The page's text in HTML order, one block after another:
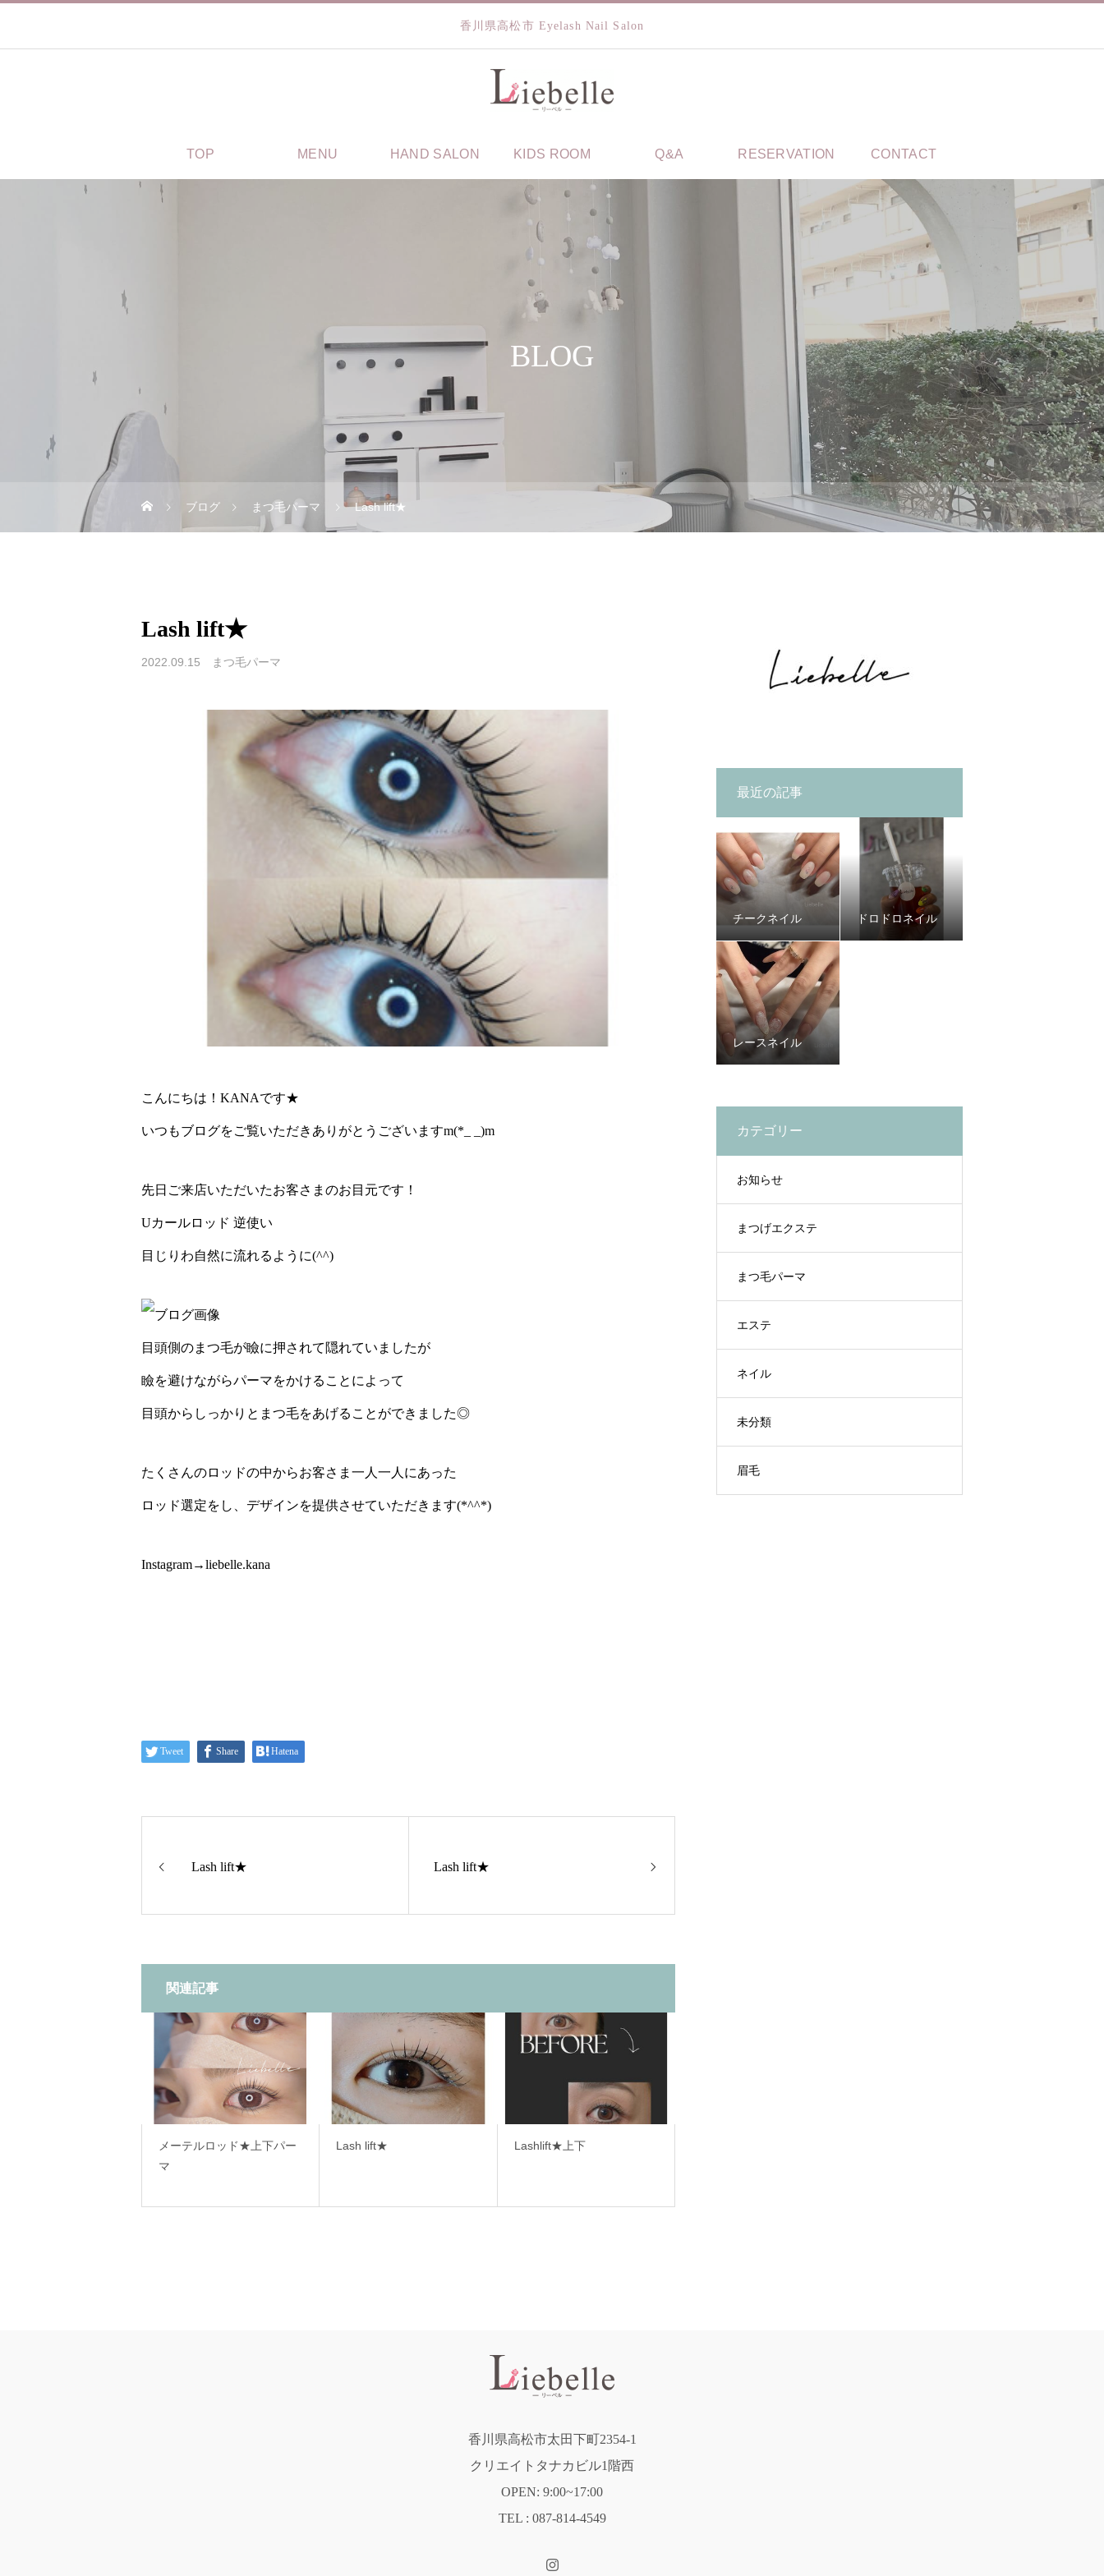
香川県高松市 Eyelash Nail Salon
TOP MENU HAND SALON KIDS ROOM Q&A RESERVATION CONTACT
BLOG
ブログ まつ毛パーマ Lash lift★
Lash lift★
2022.09.15 まつ毛パーマ
こんにちは！KANAです★
いつもブログをご覧いただきありがとうございますm(*_ _)m
先日ご来店いただいたお客さまのお目元です！
Uカールロッド 逆使い
目じりわ自然に流れるように(^^)
目頭側のまつ毛が瞼に押されて隠れていましたが
瞼を避けながらパーマをかけることによって
目頭からしっかりとまつ毛をあげることができました◎
たくさんのロッドの中からお客さま一人一人にあった
ロッド選定をし、デザインを提供させていただきます(*^^*)
Instagram→liebelle.kana
Tweet Share Hatena
Lash lift★ Lash lift★
関連記事
メーテルロッド★上下パー
マ
Lash lift★ Lashlift★上下
最近の記事
チークネイル ドロドロネイル
レースネイル
カテゴリー
お知らせ
まつげエクステ
まつ毛パーマ
エステ
ネイル
未分類
眉毛
香川県高松市太田下町2354-1
クリエイトタナカビル1階西
OPEN: 9:00~17:00
TEL : 087-814-4549